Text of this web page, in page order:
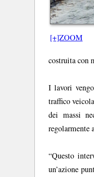
[+]ZOOM
costruita con
I lavori
traffico
dei massi
regolarmente
“Questo
un’azione